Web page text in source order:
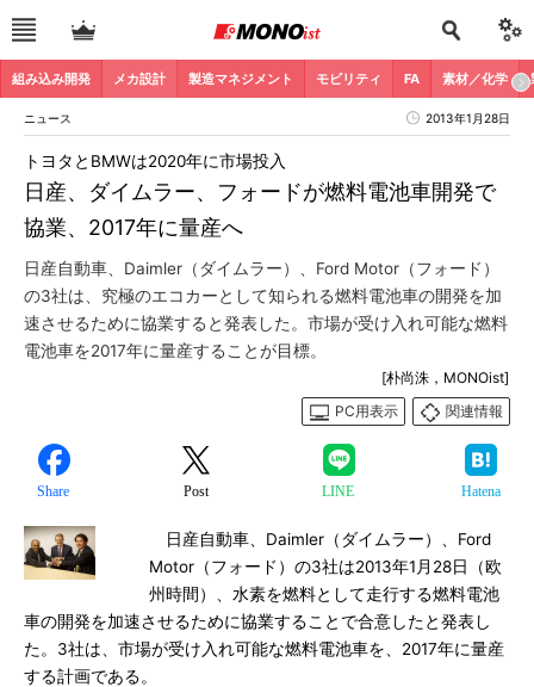
組み込み開発 メカ設計 製造マネジメント モビリティ FA 素材／化学
ニュース 2013年1月28日
日産、ダイムラー、フォードが燃料電池車開発で
協業、2017年に量産へ
トヨタとBMWは2020年に市場投入
日産自動車、Daimler（ダイムラー）、Ford Motor（フォード）
の3社は、究極のエコカーとして知られる燃料電池車の開発を加
速させるために協業すると発表した。市場が受け入れ可能な燃料
電池車を2017年に量産することが目標。
[朴尚洙，MONOist]
PC用表示
関連情報
Share Post LINE Hatena
日産自動車、Daimler（ダイムラー）、Ford
Motor（フォード）の3社は2013年1月28日（欧
州時間）、水素を燃料として走行する燃料電池
車の開発を加速させるために協業することで合意したと発表し
た。3社は、市場が受け入れ可能な燃料電池車を、2017年に量産
する計画である。